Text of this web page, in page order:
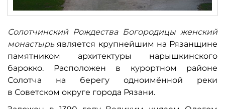
Солотчинский Рождества Богородицы женский
монастырьявляется крупнейшим на Рязанщине
памятником архитектуры нарышкинского
барокко. Расположен в курортном районе
Солотча на берегу одноимённой реки
в Советском округе города Рязани.